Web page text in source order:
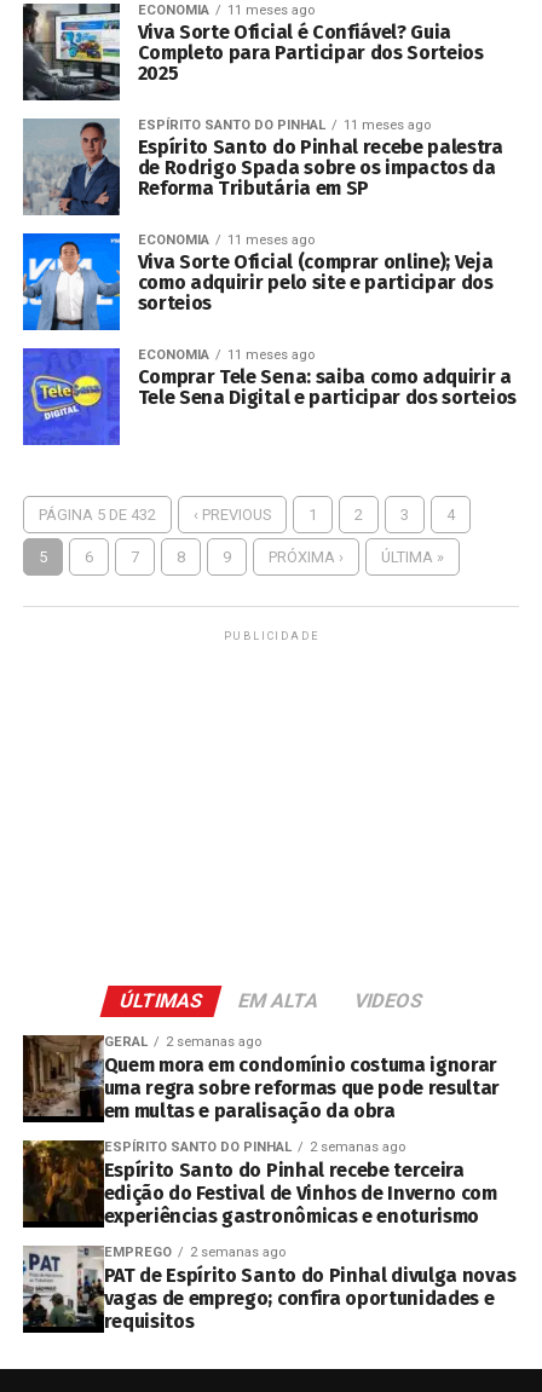
ECONOMIA 11 meses ago
Viva Sorte Oficial é Confiável? Guia
Completo para Participar dos Sorteios
2025
ESPÍRITO SANTO DO PINHAL 11 meses ago
Espírito Santo do Pinhal recebe palestra
de Rodrigo Spada sobre os impactos da
Reforma Tributária em SP
ECONOMIA 11 meses ago
Viva Sorte Oficial (comprar online); Veja
como adquirir pelo site e participar dos
sorteios
ECONOMIA 11 meses ago
Comprar Tele Sena: saiba como adquirir a
Tele Sena Digital e participar dos sorteios
PÁGINA 5 DE 432 ‹ PREVIOUS 1 2 3 4
5 6 7 8 9 PRÓXIMA › ÚLTIMA »
PUBLICIDADE
ÚLTIMAS EM ALTA VIDEOS
GERAL 2 semanas ago
Quem mora em condomínio costuma ignorar
uma regra sobre reformas que pode resultar
em multas e paralisação da obra
ESPÍRITO SANTO DO PINHAL 2 semanas ago
Espírito Santo do Pinhal recebe terceira
edição do Festival de Vinhos de Inverno com
experiências gastronômicas e enoturismo
EMPREGO 2 semanas ago
PAT de Espírito Santo do Pinhal divulga novas
vagas de emprego; confira oportunidades e
requisitos